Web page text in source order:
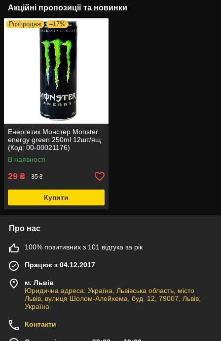
Акційні пропозиції та новинки
Розпродаж –17%
Енергетик Монстер Monster
energy green 250ml 12шт/ящ
(Код: 00-00021176)
В наявності
29 ₴ 35 ₴
Купити
Про нас
100% позитивних з 101 відгука за рік
Працює з 04.12.2017
м. Львів
Юридична адреса: Україна, Львівська область, місто
Львів, вулиця Шолом-Алейхема, буд. 12, 79007, Львів,
Україна
Контакти